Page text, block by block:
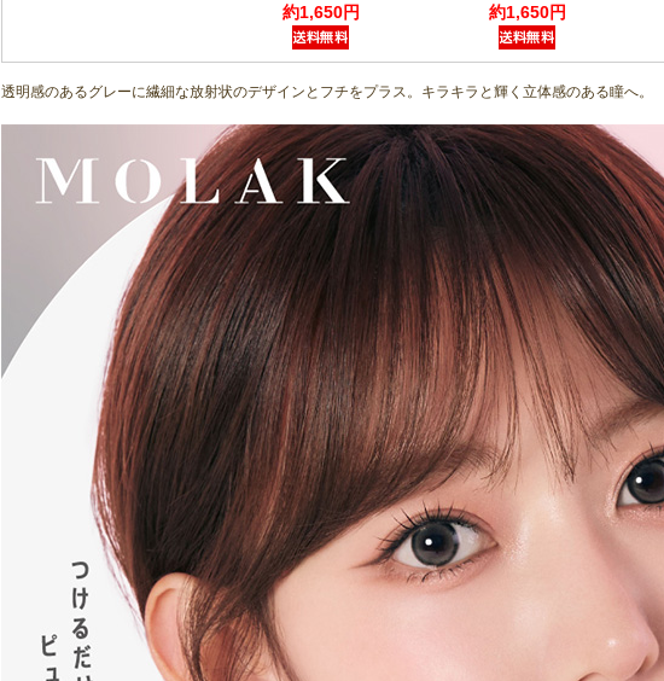
約1,650円
約1,650円
透明感のあるグレーに繊細な放射状のデザインとフチをプラス。キラキラと輝く立体感のある瞳へ。